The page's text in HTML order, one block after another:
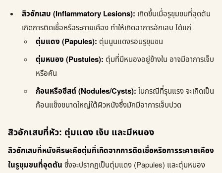
สิวอักเสบ (Inflammatory Lesions): เกิดขึ้นเมื่อรูขุมขนที่อุดตัน
เกิดการติดเชื้อหรือระคายเคือง ทำให้เกิดอาการอักเสบ ได้แก่
ตุ่มแดง (Papules): ตุ่มนูนแดงรอบรูขุมขน
ตุ่มหนอง (Pustules): ตุ่มที่มีหนองอยู่ข้างใน อาจมีอาการเจ็บ
หรือคัน
ก้อนหรือซีสต์ (Nodules/Cysts): ในกรณีที่รุนแรง จะเกิดเป็น
ก้อนแข็งขนาดใหญ่ใต้ผิวหนังซึ่งมักมีอาการเจ็บปวด
สิวอักเสบที่หัว: ตุ่มแดง เจ็บ และมีหนอง
สิวอักเสบที่หนังศีรษะคือตุ่มที่เกิดจากการติดเชื้อหรือการระคายเคือง
ในรูขุมขนที่อุดตัน ซึ่งจะปรากฏเป็นตุ่มแดง (Papules) และตุ่มหนอง